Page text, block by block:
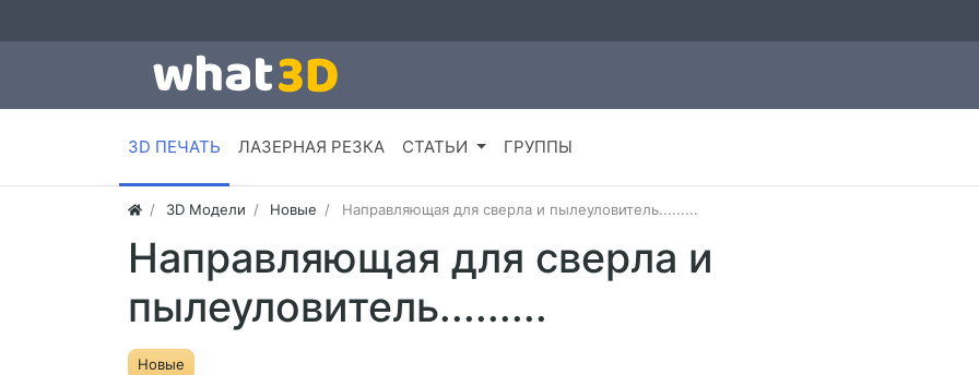
3D ПЕЧАТЬ ЛАЗЕРНАЯ РЕЗКА СТАТЬИ ГРУППЫ
3D Модели Новые Направляющая для сверла и пылеуловитель.........
Направляющая для сверла и
пылеуловитель.........
Новые